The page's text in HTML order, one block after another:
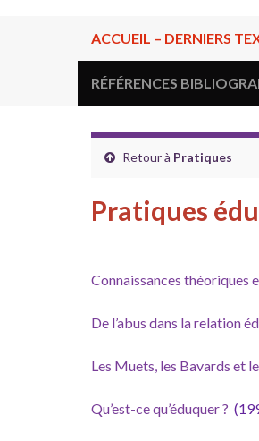
ACCUEIL – DERNIERS
RÉFÉRENCES
Retour à Pratiques
Pratiques
Connaissances théoriques
De l’abus dans la relation
Les Muets, les Bavards et
Qu’est-ce qu’éduquer ?